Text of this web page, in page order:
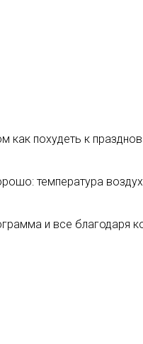
как похудеть к
температура
и все благодаря